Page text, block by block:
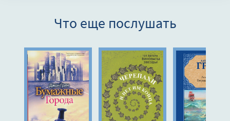
0011
0012
0013
Что еще послушать